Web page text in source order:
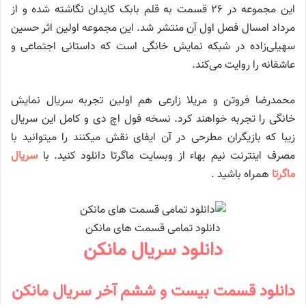
این مجموعه در ۲۶ قسمت به قلم بابک کایدان نگاشته شده و از
مرداد امسال فصل اول آن منتشر شد. این مجموعه اولین اثر حسین
سهیلی‌زاده در شبکه نمایش ‌خانگی است که داستانی اجتماعی و
عاشقانه را روایت می‌کند.
محمدرضا فروتن و مریلا زارعی هم اولین تجربه سریال نمایش
خانگی را تجربه خواهند کرد. نسخه فول اچ دی و کامل این سریال
زیبا که بازیگران مطرحی در آن ایفای نقش میکنند را میتوانید با
مصرف اینترنت نیم بهاء از وبسایت ماگرتا دانلود کنید. با سریال
ماگرتا همراه باشید .
دانلود تمامی قسمت های مانکن
دانلود سریال مانکن
دانلود قسمت بیست و ششم آخر سریال مانكن